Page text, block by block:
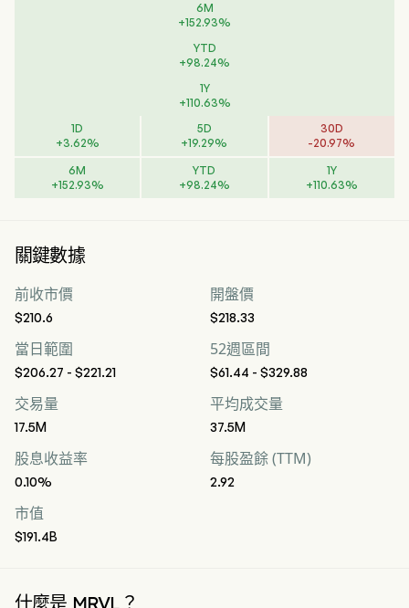
6M
+152.93%
YTD
+98.24%
1Y
+110.63%
1D
+3.62%
5D
+19.29%
30D
-20.97%
6M
+152.93%
YTD
+98.24%
1Y
+110.63%
關鍵數據
前收市價
$210.6
開盤價
$218.33
當日範圍
$206.27 - $221.21
52週區間
$61.44 - $329.88
交易量
17.5M
平均成交量
37.5M
股息收益率
0.10%
每股盈餘 (TTM)
2.92
市值
$191.4B
什麼是 MRVL？